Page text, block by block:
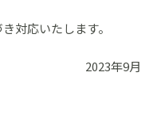
対応いたします。
2023年9月